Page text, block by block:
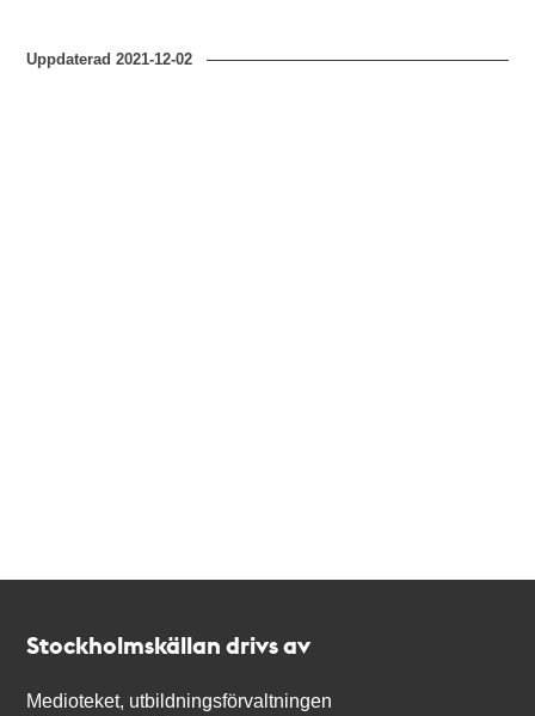
Uppdaterad2021-12-02
Stockholmskällan drivs av
Medioteket, utbildningsförvaltningen